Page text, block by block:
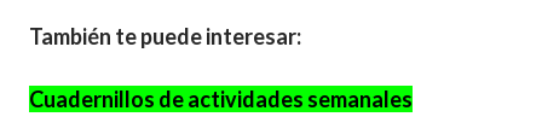
También te puede interesar:
Cuadernillos de actividades semanales